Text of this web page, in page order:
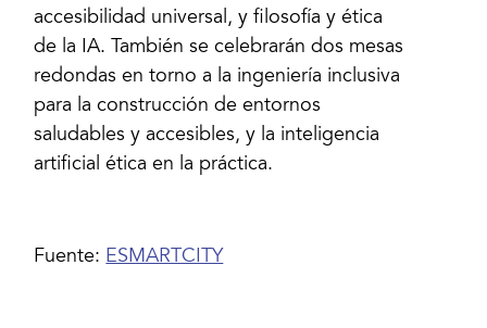
accesibilidad universal, y filosofía y ética
de la IA. También se celebrarán dos mesas
redondas en torno a la ingeniería inclusiva
para la construcción de entornos
saludables y accesibles, y la inteligencia
artificial ética en la práctica.
Fuente: ESMARTCITY